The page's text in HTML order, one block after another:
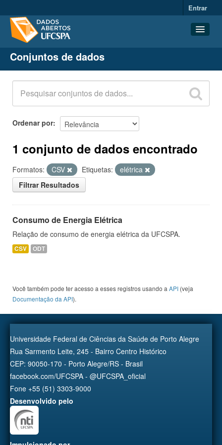
Entrar
Conjuntos de dados
Organizações
Grupos
Sobre
Conjuntos de dados
Ordenar por
1 conjunto de dados encontrado
Formatos: CSV Etiquetas:
elétrica
Filtrar Resultados
Consumo de Energia Elétrica
Relação de consumo de energia elétrica da UFCSPA.
CSV ODT
Você também pode ter acesso a esses registros usando a API (veja
Documentação da API).
Universidade Federal de Ciências da Saúde de Porto Alegre
Rua Sarmento Leite, 245 - Bairro Centro Histórico
CEP: 90050-170 - Porto Alegre/RS - Brasil
facebook.com/UFCSPA - @UFCSPA_oficial
Fone +55 (51) 3303-9000
Desenvolvido pelo